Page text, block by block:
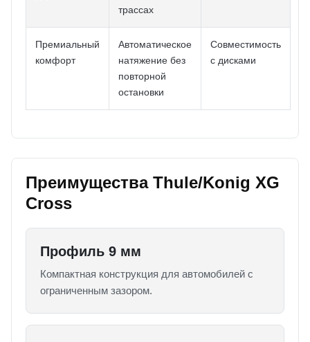
трассах
Премиальный
комфорт
Автоматическое
натяжение без
повторной
остановки
Совместимость
с дисками
Преимущества Thule/Konig XG
Cross
Профиль 9 мм
Компактная конструкция для автомобилей с
ограниченным зазором.